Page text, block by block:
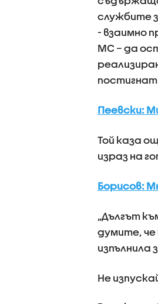
службите
- взаимно
МС – да
постигнат
Пеевски:
Той каза
израз на
Борисов:
„Дългът
думите, че
изпълнила
Не